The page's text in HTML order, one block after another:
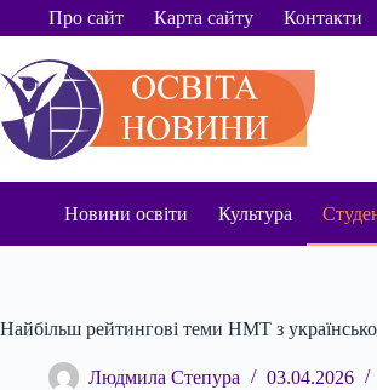
ПерейтиПро сайт Карта сайту Контакти
Новини освіти Культура
Найбільш рейтингові теми НМТ з
Людмила Степура 03.04.2026